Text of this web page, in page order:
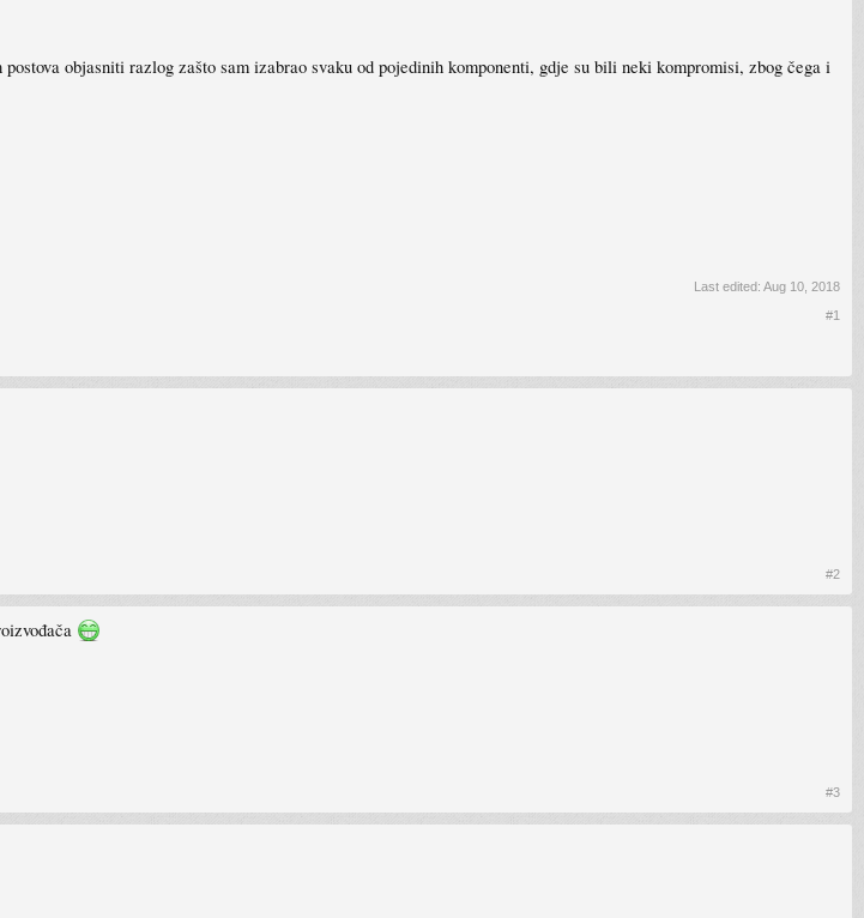
objasniti razlog zašto sam izabrao svaku od pojedinih komponenti, gdje su bili neki kompromisi, zbog čega i
Last edited: Aug 10, 2018
#1
#2
#3